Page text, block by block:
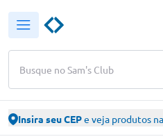
Busque no Sam's Club
Insira seu CEPe veja produtos